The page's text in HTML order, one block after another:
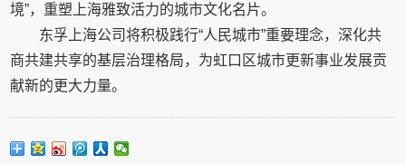
境”，重塑上海雅致活力的城市文化名片。
东孚上海公司将积极践行“人民城市”重要理念，深化共
商共建共享的基层治理格局，为虹口区城市更新事业发展贡
献新的更大力量。